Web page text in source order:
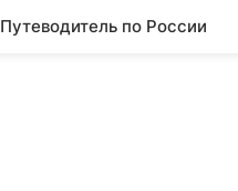
Путеводитель по России